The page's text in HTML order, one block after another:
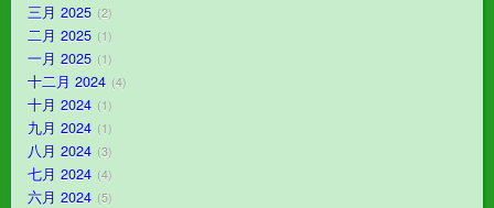
三月 2025 2
二月 2025 1
一月 2025 1
十二月 2024 4
十月 2024 1
九月 2024 1
八月 2024 3
七月 2024 4
六月 2024 5